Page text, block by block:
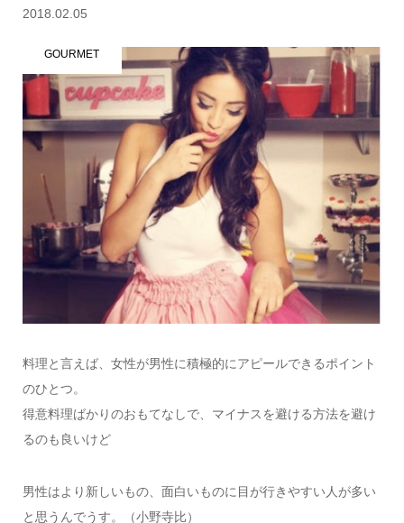
2018.02.05
GOURMET
料理と言えば、女性が男性に積極的にアピールできるポイント
のひとつ。
得意料理ばかりのおもてなしで、マイナスを避ける方法を避け
るのも良いけど
男性はより新しいもの、面白いものに目が行きやすい人が多い
と思うんでうす。（小野寺比）